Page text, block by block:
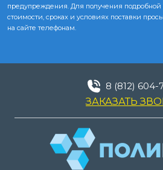
предупреждения. Для получения подробной
стоимости, сроках и условиях поставки
на сайте телефонам.
8 (812) 604-
ЗАКАЗАТЬ